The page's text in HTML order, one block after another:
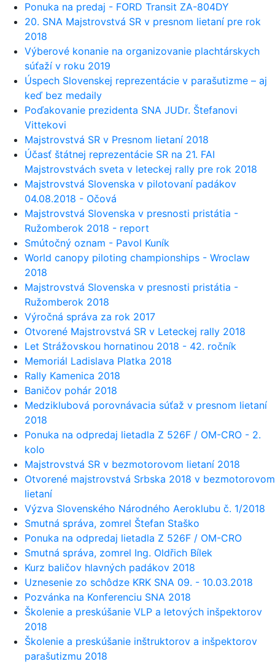
Ponuka na predaj - FORD Transit ZA-804DY
20. SNA Majstrovstvá SR v presnom lietaní pre rok
2018
Výberové konanie na organizovanie plachtárskych
súťaží v roku 2019
Úspech Slovenskej reprezentácie v parašutizme – aj
keď bez medaily
Poďakovanie prezidenta SNA JUDr. Štefanovi
Vittekovi
Majstrovstvá SR v Presnom lietaní 2018
Účasť štátnej reprezentácie SR na 21. FAI
Majstrovstvách sveta v leteckej rally pre rok 2018
Majstrovstvá Slovenska v pilotovaní padákov
04.08.2018 - Očová
Majstrovstvá Slovenska v presnosti pristátia -
Ružomberok 2018 - report
Smútočný oznam - Pavol Kuník
World canopy piloting championships - Wroclaw
2018
Majstrovstvá Slovenska v presnosti pristátia -
Ružomberok 2018
Výročná správa za rok 2017
Otvorené Majstrovstvá SR v Leteckej rally 2018
Let Strážovskou hornatinou 2018 - 42. ročník
Memoriál Ladislava Platka 2018
Rally Kamenica 2018
Baničov pohár 2018
Medziklubová porovnávacia súťaž v presnom lietaní
2018
Ponuka na odpredaj lietadla Z 526F / OM-CRO - 2.
kolo
Majstrovstvá SR v bezmotorovom lietaní 2018
Otvorené majstrovstvá Srbska 2018 v bezmotorovom
lietaní
Výzva Slovenského Národného Aeroklubu č. 1/2018
Smutná správa, zomrel Štefan Staško
Ponuka na odpredaj lietadla Z 526F / OM-CRO
Smutná správa, zomrel Ing. Oldřich Bílek
Kurz baličov hlavných padákov 2018
Uznesenie zo schôdze KRK SNA 09. - 10.03.2018
Pozvánka na Konferenciu SNA 2018
Školenie a preskúšanie VLP a letových inšpektorov
2018
Školenie a preskúšanie inštruktorov a inšpektorov
parašutizmu 2018